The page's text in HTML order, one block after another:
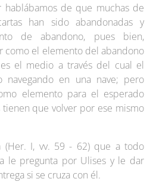
de que muchas de
han sido abandonadas y
de abandono, pues bien,
como el elemento del abandono
el medio a través del cual el
en una nave; pero
elemento para el esperado
tienen que volver por ese mismo
(Her. I, vv. 59 - 62) que a todo
le pregunta por Ulises y le dar
si se cruza con él.